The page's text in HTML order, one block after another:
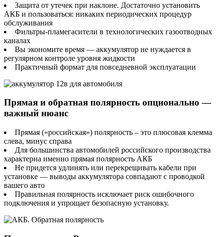
Защита от утечек при наклоне. Достаточно установить
АКБ и пользоваться: никаких периодических процедур
обслуживания
Фильтры-пламегасители в технологических газоотводных
каналах
Вы экономите время — аккумулятор не нуждается в
регулярном контроле уровня жидкости
Практичный формат для повседневной эксплуатации
Прямая и обратная полярность опционально —
важный нюанс
Прямая («российская») полярность – это плюсовая клемма
слева, минус справа
Для большинства автомобилей российского производства
характерна именно прямая полярность АКБ
Не придется удлинять или перекрещивать кабели при
установке — выводы аккумулятора совпадают с проводкой
вашего авто
Правильная полярность исключает риск ошибочного
подключения и упрощает безопасную установку.